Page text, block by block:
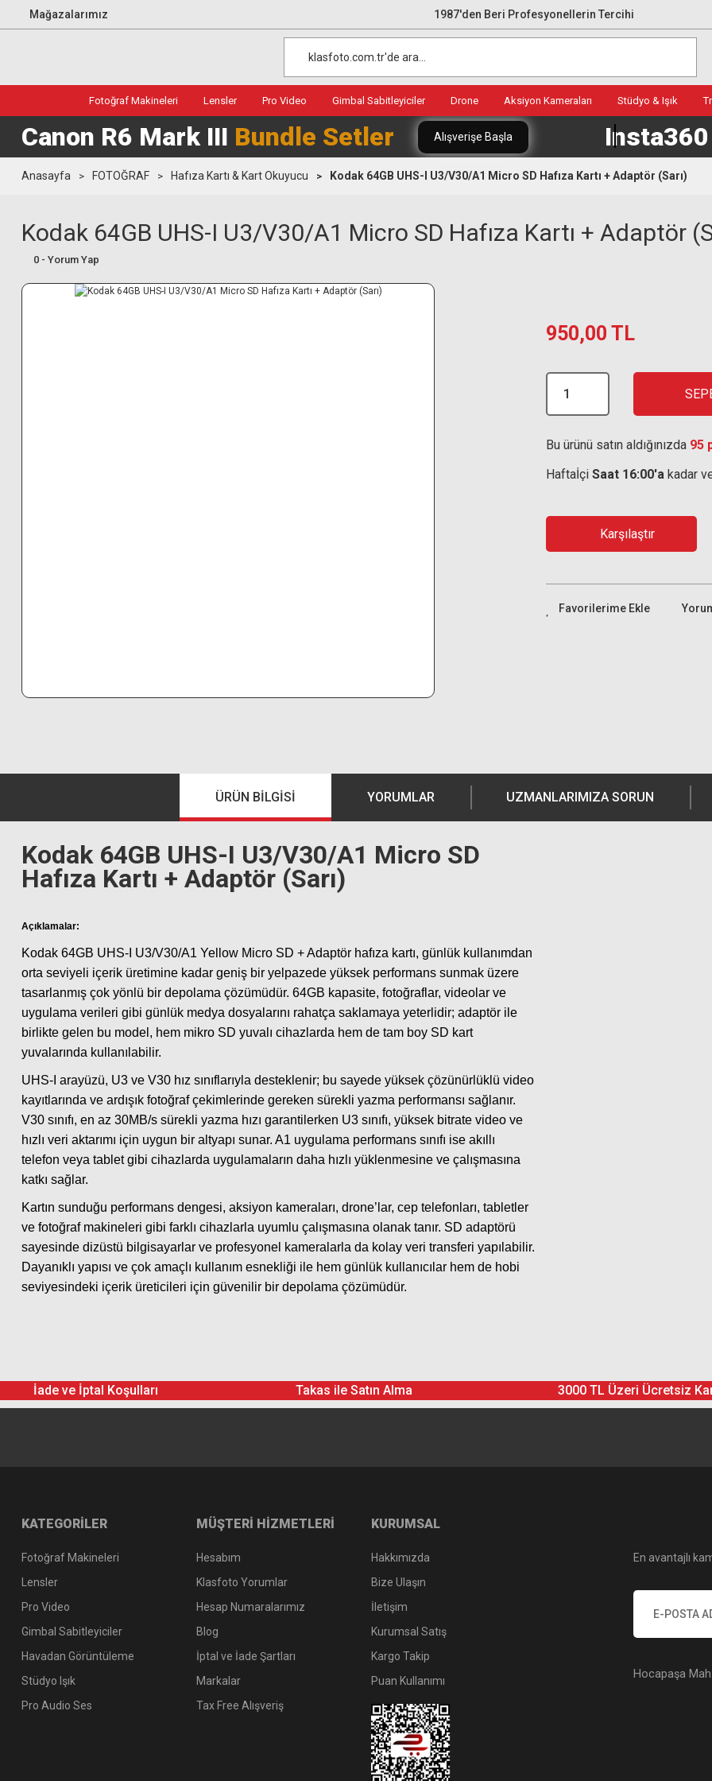
Mağazalarımız 1987'den Beri Profesyonellerin Tercihi
Fotoğraf Makineleri Lensler Pro Video Gimbal Sabitleyiciler Drone Aksiyon Kameraları Stüdyo & Işık
Canon R6 Mark III Bundle Setler Alışverişe Başla Insta360
Anasayfa FOTOĞRAF Hafıza Kartı & Kart Okuyucu Kodak 64GB UHS-I U3/V30/A1 Micro SD Hafıza Kartı + Adaptör (Sarı)
Kodak 64GB UHS-I U3/V30/A1 Micro SD Hafıza Kartı + Adaptör
0 - Yorum Yap
950,00 TL
Bu ürünü satın aldığınızda 95
Haftaİçi Saat 16:00'a kadar
Karşılaştır
ÜRÜN BILGISI YORUMLAR UZMANLARIMIZA SORUN
Kodak 64GB UHS-I U3/V30/A1 Micro SD
Hafıza Kartı + Adaptör (Sarı)
Açıklamalar:
Kodak 64GB UHS-I U3/V30/A1 Yellow Micro SD + Adaptör hafıza kartı, günlük kullanımdan
orta seviyeli içerik üretimine kadar geniş bir yelpazede yüksek performans sunmak üzere
tasarlanmış çok yönlü bir depolama çözümüdür. 64GB kapasite, fotoğraflar, videolar ve
uygulama verileri gibi günlük medya dosyalarını rahatça saklamaya yeterlidir; adaptör ile
birlikte gelen bu model, hem mikro SD yuvalı cihazlarda hem de tam boy SD kart
yuvalarında kullanılabilir.
UHS-I arayüzü, U3 ve V30 hız sınıflarıyla desteklenir; bu sayede yüksek çözünürlüklü video
kayıtlarında ve ardışık fotoğraf çekimlerinde gereken sürekli yazma performansı sağlanır.
V30 sınıfı, en az 30MB/s sürekli yazma hızı garantilerken U3 sınıfı, yüksek bitrate video ve
hızlı veri aktarımı için uygun bir altyapı sunar. A1 uygulama performans sınıfı ise akıllı
telefon veya tablet gibi cihazlarda uygulamaların daha hızlı yüklenmesine ve çalışmasına
katkı sağlar.
Kartın sunduğu performans dengesi, aksiyon kameraları, drone’lar, cep telefonları, tabletler
ve fotoğraf makineleri gibi farklı cihazlarla uyumlu çalışmasına olanak tanır. SD adaptörü
sayesinde dizüstü bilgisayarlar ve profesyonel kameralarla da kolay veri transferi yapılabilir.
Dayanıklı yapısı ve çok amaçlı kullanım esnekliği ile hem günlük kullanıcılar hem de hobi
seviyesindeki içerik üreticileri için güvenilir bir depolama çözümüdür.
İade ve İptal Koşulları Takas ile Satın Alma 3000 TL Üzeri Ücretsiz
KATEGORİLER
Fotoğraf Makineleri
Lensler
Pro Video
Gimbal Sabitleyiciler
Havadan Görüntüleme
Stüdyo Işık
Pro Audio Ses
MÜŞTERİ HİZMETLERİ
Hesabım
Klasfoto Yorumlar
Hesap Numaralarımız
Blog
İptal ve İade Şartları
Markalar
Tax Free Alışveriş
KURUMSAL
Hakkımızda
Bize Ulaşın
İletişim
Kurumsal Satış
Kargo Takip
Puan Kullanımı
En avantajlı
Hocapaşa